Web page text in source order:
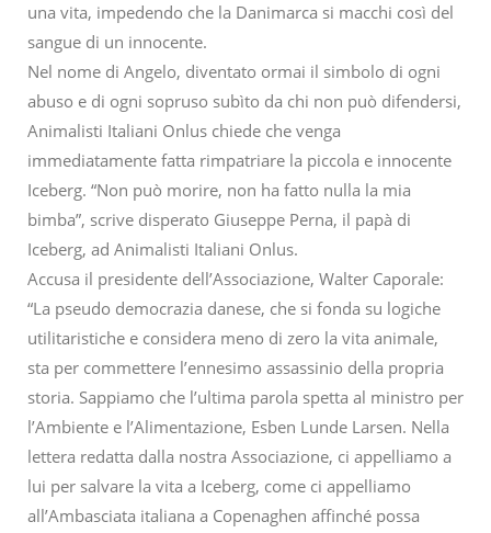
una vita, impedendo che la Danimarca si macchi così del
sangue di un innocente.
Nel nome di Angelo, diventato ormai il simbolo di ogni
abuso e di ogni sopruso subìto da chi non può difendersi,
Animalisti Italiani Onlus chiede che venga
immediatamente fatta rimpatriare la piccola e innocente
Iceberg. “Non può morire, non ha fatto nulla la mia
bimba”, scrive disperato Giuseppe Perna, il papà di
Iceberg, ad Animalisti Italiani Onlus.
Accusa il presidente dell’Associazione, Walter Caporale:
“La pseudo democrazia danese, che si fonda su logiche
utilitaristiche e considera meno di zero la vita animale,
sta per commettere l’ennesimo assassinio della propria
storia. Sappiamo che l’ultima parola spetta al ministro per
l’Ambiente e l’Alimentazione, Esben Lunde Larsen. Nella
lettera redatta dalla nostra Associazione, ci appelliamo a
lui per salvare la vita a Iceberg, come ci appelliamo
all’Ambasciata italiana a Copenaghen affinché possa